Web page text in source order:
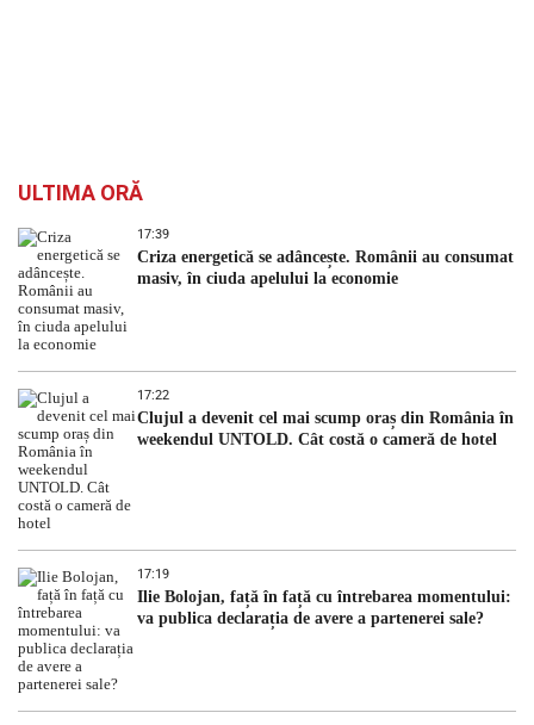
ULTIMA ORĂ
17:39
Criza energetică se adâncește. Românii au consumat
masiv, în ciuda apelului la economie
17:22
Clujul a devenit cel mai scump oraș din România în
weekendul UNTOLD. Cât costă o cameră de hotel
17:19
Ilie Bolojan, față în față cu întrebarea momentului:
va publica declarația de avere a partenerei sale?